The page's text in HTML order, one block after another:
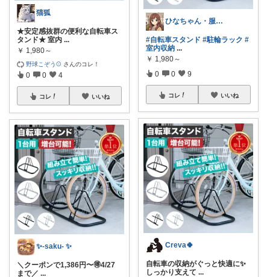
猫狐
★安定感抜群の便利な自転車ス
タンド★ 室内 ...
￥ 1,980～
野球こぞう⚾️ さんのコレ！
0 0 4
コレ いいね
✨-saku- ✨
＼クーポンで1,386円〜🉐4/27
まで／ ...
ひなちゃん・服屋 や食料品・生活必需品
#自転車スタンド #駐輪ラック #
室内収納 ...
￥ 1,980～
0 0 9
コレ いいね
Creva🍀
自転車の収納がぐっと快適に✨
しっかり支えて ...